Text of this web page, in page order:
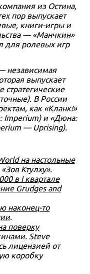
из Остина,
пор выпускает
книги-игры и
— «Манчкин»
для ролевых игр
независимая
выпускает
В России
как «Кланк!»
Imperium) и «Дюна:
— Uprising).
на настольные
Ктулху».
в I квартале
Grudges and
наконец-то
.
поверку
. Steve
лицензией от
коробку